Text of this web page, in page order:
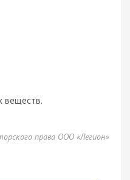
веществ.
права ООО «Легион»